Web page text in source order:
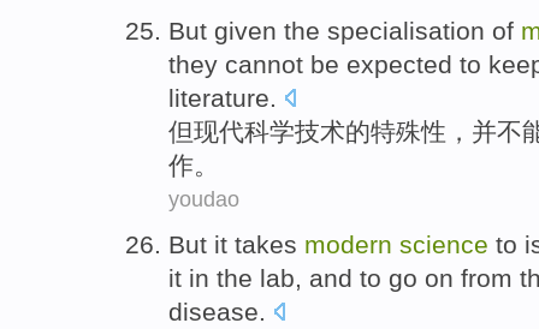
But given the specialisation of
they cannot be expected to
literature.
但现代科学技术的特殊性 ，并不
作。
youdao
But it takes modern science to
it in the lab, and to go on from
disease.